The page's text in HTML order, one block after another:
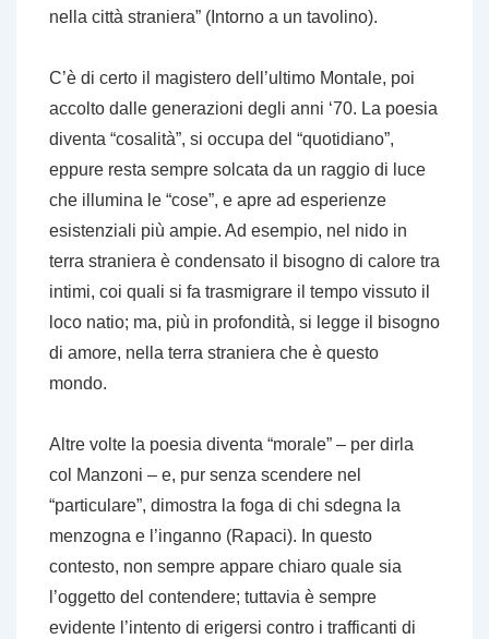
nella città straniera” ( Intorno a un tavolino).
C’è di certo il magistero dell’ultimo Montale, poi
accolto dalle generazioni degli anni ‘70. La poesia
diventa “cosalità”, si occupa del “quotidiano”,
eppure resta sempre solcata da un raggio di luce
che illumina le “cose”, e apre ad esperienze
esistenziali più ampie. Ad esempio, nel nido in
terra straniera è condensato il bisogno di calore tra
intimi, coi quali si fa trasmigrare il tempo vissuto il
loco natio; ma, più in profondità, si legge il bisogno
di amore, nella terra straniera che è questo
mondo.
Altre volte la poesia diventa “morale” – per dirla
col Manzoni – e, pur senza scendere nel
“particulare”, dimostra la foga di chi sdegna la
menzogna e l’inganno (Rapaci). In questo
contesto, non sempre appare chiaro quale sia
l’oggetto del contendere; tuttavia è sempre
evidente l’intento di erigersi contro i trafficanti di